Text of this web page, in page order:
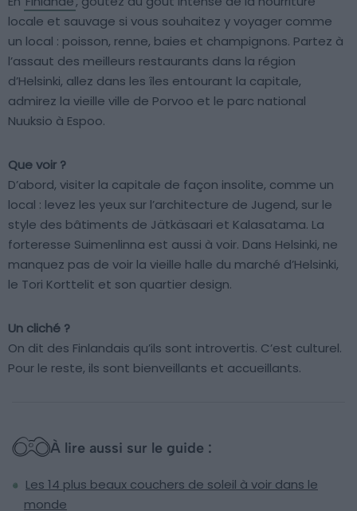
locale et sauvage si vous souhaitez y voyager comme
un local : poisson, renne, baies et champignons. Partez à
l’assaut des meilleurs restaurants dans la région
d’Helsinki, allez dans les îles entourant la capitale,
admirez la vieille ville de Porvoo et le parc national
Nuuksio à Espoo.
Que voir ?
D’abord, visiter la capitale de façon insolite, comme un
local : levez les yeux sur l’architecture de Jugend, sur le
style des bâtiments de Jätkäsaari et Kalasatama. La
forteresse Suimenlinna est aussi à voir. Dans Helsinki, ne
manquez pas de voir la vieille halle du marché d’Helsinki,
le Tori Korttelit et son quartier design.
Un cliché ?
On dit des Finlandais qu’ils sont introvertis. C’est culturel.
Pour le reste, ils sont bienveillants et accueillants.
À lire aussi sur le guide :
Les 14 plus beaux couchers de soleil à voir dans le
monde